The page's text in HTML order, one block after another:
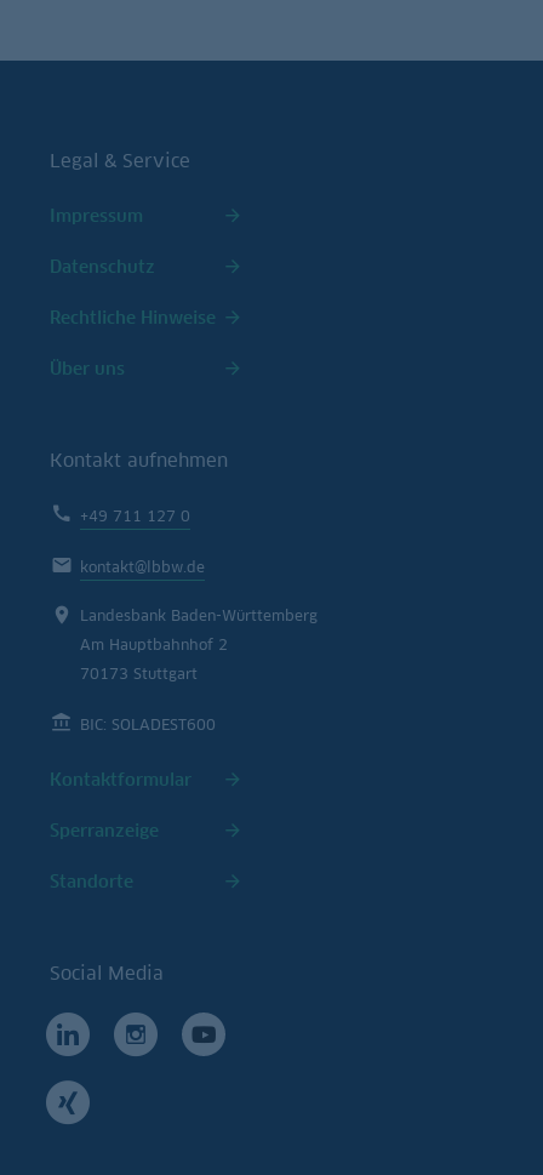
Legal & Service
Impressum
Datenschutz
Rechtliche Hinweise
Über uns
Kontakt aufnehmen
+49 711 127 0
kontakt@lbbw.de
Landesbank Baden-Württemberg
Am Hauptbahnhof 2
70173 Stuttgart
BIC: SOLADEST600
Kontaktformular
Sperranzeige
Standorte
Social Media